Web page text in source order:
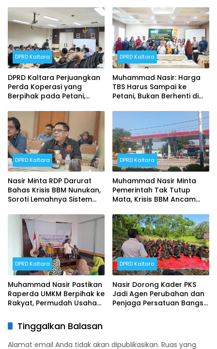
DPRD Kaltara
DPRD Kaltara Perjuangkan
Perda Koperasi yang
Berpihak pada Petani,
DPRD Kaltara
Muhammad Nasir: Harga
TBS Harus Sampai ke
Petani, Bukan Berhenti di
DPRD Kaltara
Nasir Minta RDP Darurat
Bahas Krisis BBM Nunukan,
Soroti Lemahnya Sistem
DPRD Kaltara
Muhammad Nasir Minta
Pemerintah Tak Tutup
Mata, Krisis BBM Ancam
Nunukan
DPRD Kaltara
Muhammad Nasir Pastikan
Raperda UMKM Berpihak ke
Rakyat, Permudah Usaha
DPRD Kaltara
Nasir Dorong Kader PKS
Jadi Agen Perubahan dan
Penjaga Persatuan Bangsa
Tinggalkan Balasan
Alamat email Anda tidak akan dipublikasikan. Ruas yang